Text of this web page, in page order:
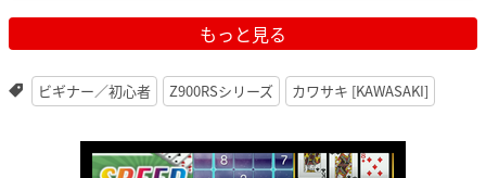
もっと見る
ビギナー／初心者 Z900RSシリーズ カワサキ [KAWASAKI]